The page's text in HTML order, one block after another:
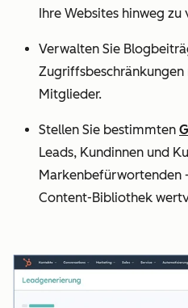
Ihre Websites hinweg
Verwalten Sie
Mitglieder.
Stellen Sie bestimmten
Leads, Kundinnen und
Markenbefürwortenden
Content-Bibliothek